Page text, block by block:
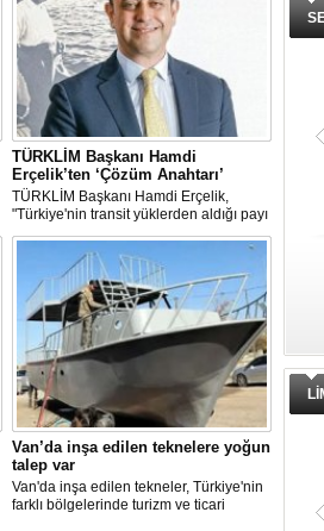
TÜRKLİM Başkanı Hamdi
Erçelik’ten ‘Çözüm Anahtarı’
TÜRKLİM Başkanı Hamdi Erçelik,
"Türkiye'nin transit yüklerden aldığı payı
artırmak için kamu-özel sektör
eşgüdümünü güçlendirmeli; liman,
demiryolu, kara yolu ve dijital altyapı
yatırımlarını bütüncül bir anlayışla
hayata geçirmeliyiz" dedi.
Van’da inşa edilen teknelere yoğun
talep var
Van'da inşa edilen tekneler, Türkiye'nin
farklı bölgelerinde turizm ve ticari